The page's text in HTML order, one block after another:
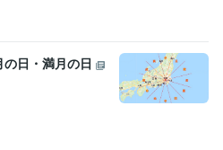
日・満月の日